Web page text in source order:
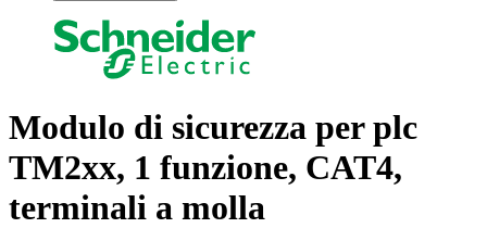
Modulo di sicurezza per plc
TM2xx, 1 funzione, CAT4,
terminali a molla